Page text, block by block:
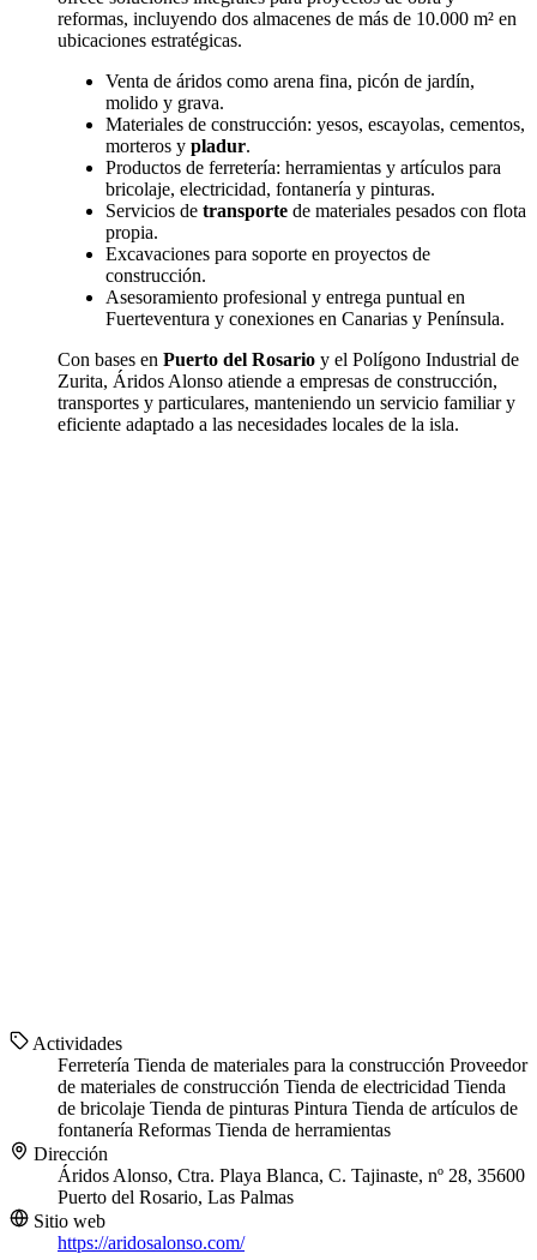
reformas, incluyendo dos almacenes de más de 10.000 m² en
ubicaciones estratégicas.
Venta de áridos como arena fina, picón de jardín,
molido y grava.
Materiales de construcción: yesos, escayolas, cementos,
morteros y pladur.
Productos de ferretería: herramientas y artículos para
bricolaje, electricidad, fontanería y pinturas.
Servicios de transporte de materiales pesados con flota
propia.
Excavaciones para soporte en proyectos de
construcción.
Asesoramiento profesional y entrega puntual en
Fuerteventura y conexiones en Canarias y Península.
Con bases en Puerto del Rosario y el Polígono Industrial de
Zurita, Áridos Alonso atiende a empresas de construcción,
transportes y particulares, manteniendo un servicio familiar y
eficiente adaptado a las necesidades locales de la isla.
Actividades
Ferretería Tienda de materiales para la construcción Proveedor
de materiales de construcción Tienda de electricidad Tienda
de bricolaje Tienda de pinturas Pintura Tienda de artículos de
fontanería Reformas Tienda de herramientas
Dirección
Áridos Alonso, Ctra. Playa Blanca, C. Tajinaste, nº 28, 35600
Puerto del Rosario, Las Palmas
Sitio web
https://aridosalonso.com/